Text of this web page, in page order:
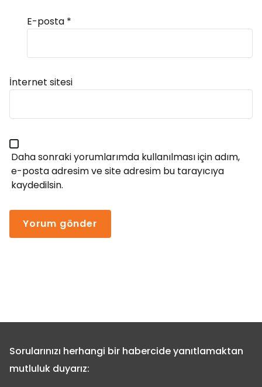
E-posta *
İnternet sitesi
Daha sonraki yorumlarımda kullanılması için adım,
e-posta adresim ve site adresim bu tarayıcıya
kaydedilsin.
Alternative:
Sorularınızı herhangi bir habercide yanıtlamaktan
mutluluk duyarız: